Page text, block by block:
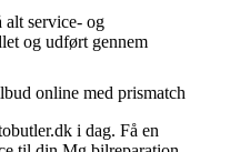
service- og
og udført gennem
online med prismatch
i dag. Få en